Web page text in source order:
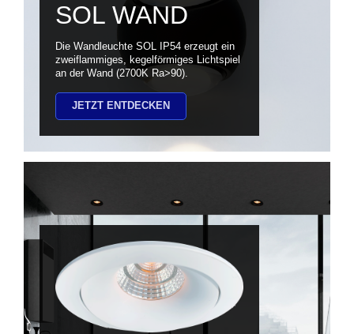
SOL WAND
Die Wandleuchte SOL IP54 erzeugt ein
zweiflammiges, kegelförmiges Lichtspiel
an der Wand (2700K Ra>90).
JETZT ENTDECKEN